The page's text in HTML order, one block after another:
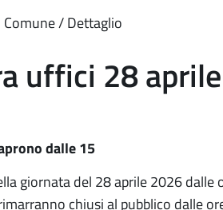
Dettaglio
uffici 28 aprile
dalle 15
giornata del 28 aprile 2026 dalle
chiusi al pubblico dalle